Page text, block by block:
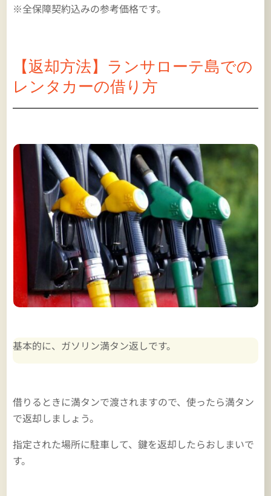
※全保障契約込みの参考価格です。
【返却方法】ランサローテ島での
レンタカーの借り方
基本的に、ガソリン満タン返しです。
借りるときに満タンで渡されますので、使ったら満タン
で返却しましょう。
指定された場所に駐車して、鍵を返却したらおしまいで
す。